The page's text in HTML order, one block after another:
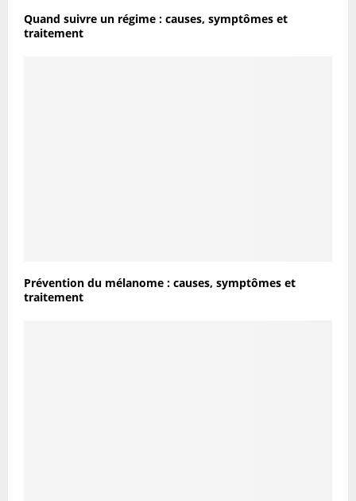
Quand suivre un régime : causes, symptômes et
traitement
Prévention du mélanome : causes, symptômes et
traitement